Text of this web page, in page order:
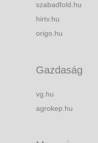
szabadfold.hu
hirtv.hu
origo.hu
Gazdaság
vg.hu
agrokep.hu